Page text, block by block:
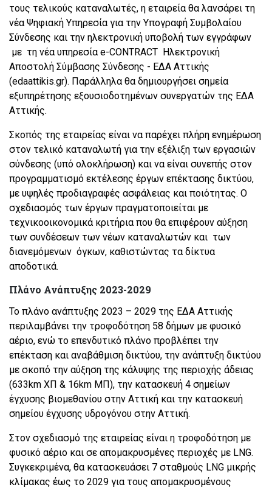
τους τελικούς καταναλωτές, η εταιρεία θα λανσάρει τη
νέα Ψηφιακή Υπηρεσία για την Υπογραφή Συμβολαίου
Σύνδεσης και την ηλεκτρονική υποβολή των εγγράφων
με τη νέα υπηρεσία e-CONTRACT Ηλεκτρονική
Αποστολή Σύμβασης Σύνδεσης - ΕΔΑ Αττικής
(edaattikis.gr). Παράλληλα θα δημιουργήσει σημεία
εξυπηρέτησης εξουσιοδοτημένων συνεργατών της ΕΔΑ
Αττικής.
Σκοπός της εταιρείας είναι να παρέχει πλήρη ενημέρωση
στον τελικό καταναλωτή για την εξέλιξη των εργασιών
σύνδεσης (υπό ολοκλήρωση) και να είναι συνεπής στον
προγραμματισμό εκτέλεσης έργων επέκτασης δικτύου,
με υψηλές προδιαγραφές ασφάλειας και ποιότητας. Ο
σχεδιασμός των έργων πραγματοποιείται με
τεχνικοοικονομικά κριτήρια που θα επιφέρουν αύξηση
των συνδέσεων των νέων καταναλωτών και των
διανεμόμενων όγκων, καθιστώντας τα δίκτυα
αποδοτικά.
Πλάνο Ανάπτυξης 2023-2029
Το πλάνο ανάπτυξης 2023 – 2029 της ΕΔΑ Αττικής
περιλαμβάνει την τροφοδότηση 58 δήμων με φυσικό
αέριο, ενώ το επενδυτικό πλάνο προβλέπει την
επέκταση και αναβάθμιση δικτύου, την ανάπτυξη δικτύου
με σκοπό την αύξηση της κάλυψης της περιοχής άδειας
(633km ΧΠ & 16km ΜΠ), την κατασκευή 4 σημείων
έγχυσης βιομεθανίου στην Αττική και την κατασκευή
σημείου έγχυσης υδρογόνου στην Αττική.
Στον σχεδιασμό της εταιρείας είναι η τροφοδότηση με
φυσικό αέριο και σε απομακρυσμένες περιοχές με LNG.
Συγκεκριμένα, θα κατασκευάσει 7 σταθμούς LNG μικρής
κλίμακας έως το 2029 για τους απομακρυσμένους